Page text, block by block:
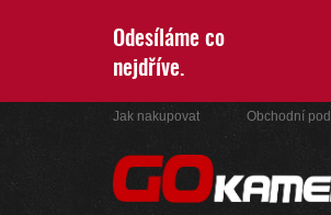
Odesíláme co
nejdříve.
Jak nakupovat Obchodní